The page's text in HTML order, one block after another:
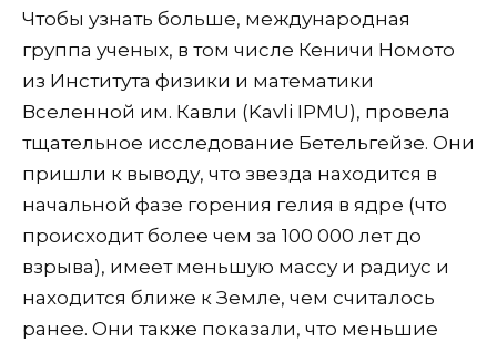
Чтобы узнать больше, международная
группа ученых, в том числе Кеничи Номото
из Института физики и математики
Вселенной им. Кавли (Kavli IPMU), провела
тщательное исследование Бетельгейзе. Они
пришли к выводу, что звезда находится в
начальной фазе горения гелия в ядре (что
происходит более чем за 100 000 лет до
взрыва), имеет меньшую массу и радиус и
находится ближе к Земле, чем считалось
ранее. Они также показали, что меньшие